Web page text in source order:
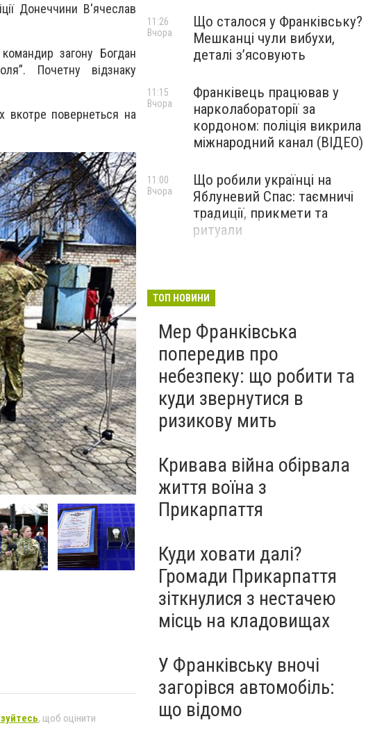
Донеччини В'ячеслав
загону Богдан
Почетну відзнаку
вкотре повернеться на
Бійці з Івано-Франківська у Маріуполі за
, щоб оцінити
Що сталося у Франківську?
Мешканці чули вибухи,
деталі з’ясовують
11:26
Вчора
Франківець працював у
нарколабораторії за
кордоном: поліція викрила
міжнародний канал (ВІДЕО)
11:15
Вчора
Що робили українці на
Яблуневий Спас: таємничі
традиції, прикмети та
ритуали
11:00
Вчора
ТОП НОВИНИ
Мер Франківська
попередив про
небезпеку: що робити та
куди звернутися в
ризикову мить
Кривава війна обірвала
життя воїна з
Прикарпаття
Куди ховати далі?
Громади Прикарпаття
зіткнулися з нестачею
місць на кладовищах
У Франківську вночі
загорівся автомобіль:
що відомо